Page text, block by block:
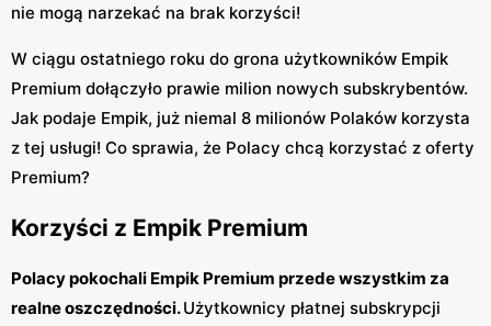
nie mogą narzekać na brak korzyści!
W ciągu ostatniego roku do grona użytkowników Empik
Premium dołączyło prawie milion nowych subskrybentów.
Jak podaje Empik, już niemal 8 milionów Polaków korzysta
z tej usługi! Co sprawia, że Polacy chcą korzystać z oferty
Premium?
Korzyści z Empik Premium
Polacy pokochali Empik Premium przede wszystkim za
realne oszczędności.Użytkownicy płatnej subskrypcji